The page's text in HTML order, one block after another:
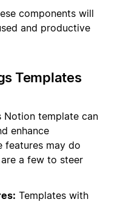
components will
and productive
Templates
Notion template can
enhance
features may do
a few to steer
Templates with